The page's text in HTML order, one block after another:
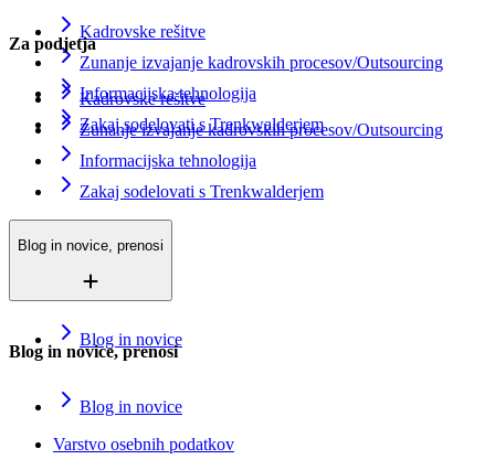
Kadrovske rešitve
Zunanje izvajanje kadrovskih procesov/Outsourcing
Informacijska tehnologija
Zakaj sodelovati s Trenkwalderjem
Za podjetja
Kadrovske rešitve
Zunanje izvajanje kadrovskih procesov/Outsourcing
Informacijska tehnologija
Zakaj sodelovati s Trenkwalderjem
Blog in novice, prenosi
Blog in novice
Blog in novice, prenosi
Blog in novice
Varstvo osebnih podatkov